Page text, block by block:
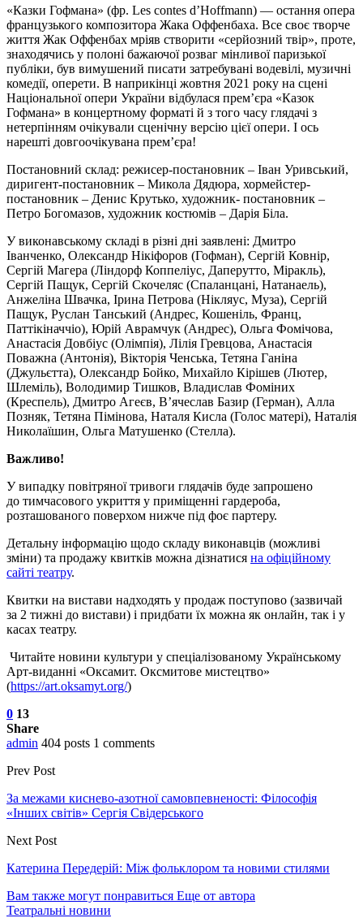
«Казки Гофмана» (фр. Les contes d’Hoffmann) — остання опера
французького композитора Жака Оффенбаха. Все своє творче
життя Жак Оффенбах мріяв створити «серйозний твір», проте,
знаходячись у полоні бажаючої розваг мінливої паризької
публіки, був вимушений писати затребувані водевілі, музичні
комедії, оперети. В наприкінці жовтня 2021 року на сцені
Національної опери України відбулася прем’єра «Казок
Гофмана» в концертному форматі й з того часу глядачі з
нетерпінням очікували сценічну версію цієї опери. І ось
нарешті довгоочікувана прем’єра!
Постановний склад: режисер-постановник – Іван Уривський,
диригент-постановник – Микола Дядюра, хормейстер-
постановник – Денис Крутько, художник- постановник –
Петро Богомазов, художник костюмів – Дарія Біла.
У виконавському складі в різні дні заявлені: Дмитро
Іванченко, Олександр Нікіфоров (Гофман), Сергій Ковнір,
Сергій Магера (Ліндорф Коппеліус, Даперутто, Міракль),
Сергій Пащук, Сергій Скочеляс (Спаланцані, Натанаель),
Анжеліна Швачка, Ірина Петрова (Нікляус, Муза), Сергій
Пащук, Руслан Танський (Андрес, Кошеніль, Франц,
Паттікіначчіо), Юрій Аврамчук (Андрес), Ольга Фомічова,
Анастасія Довбіус (Олімпія), Лілія Гревцова, Анастасія
Поважна (Антонія), Вікторія Ченська, Тетяна Ганіна
(Джульєтта), Олександр Бойко, Михайло Кірішев (Лютер,
Шлеміль), Володимир Тишков, Владислав Фоміних
(Креспель), Дмитро Агеєв, В’ячеслав Базир (Герман), Алла
Позняк, Тетяна Пімінова, Наталя Кисла (Голос матері), Наталія
Николаїшин, Ольга Матушенко (Стелла).
Важливо!
У випадку повітряної тривоги глядачів буде запрошено
до тимчасового укриття у приміщенні гардероба,
розташованого поверхом нижче під фоє партеру.
Детальну інформацію щодо складу виконавців (можливі
зміни) та продажу квитків можна дізнатися на офіційному
сайті театру.
Квитки на вистави надходять у продаж поступово (зазвичай
за 2 тижні до вистави) і придбати їх можна як онлайн, так і у
касах театру.
Читайте новини культури у спеціалізованому Українському
Арт-виданні «Оксамит. Оксмитове мистецтво»
(https://art.oksamyt.org/)
0 13
Share
admin 404 posts 1 comments
Prev Post
За межами киснево-азотної самовпевненості: Філософія
«Інших світів» Сергія Свідерського
Next Post
Катерина Передерій: Між фольклором та новими стилями
Вам также могут понравиться Еще от автора
Театральні новини